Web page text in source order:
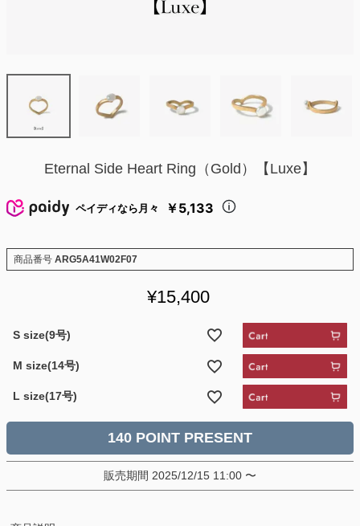
Eternal Side Heart Ring（Gold）【Luxe】
ペイディなら月々 ￥5,133
商品番号 ARG5A41W02F07
¥15,400
S size(9号)
M size(14号)
L size(17号)
140
販売期間 2025/12/15 11:00 〜